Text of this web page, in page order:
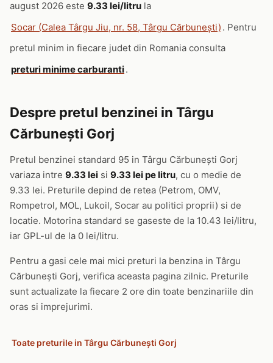
august 2026 este 9.33 lei/litru la
Socar (Calea Târgu Jiu, nr. 58, Târgu Cărbunești) . Pentru
pretul minim in fiecare judet din Romania consulta
preturi minime carburanti.
Despre pretul benzinei in Târgu
Cărbunești Gorj
Pretul benzinei standard 95 in Târgu Cărbunești Gorj
variaza intre 9.33 lei si 9.33 lei pe litru, cu o medie de
9.33 lei. Preturile depind de retea (Petrom, OMV,
Rompetrol, MOL, Lukoil, Socar au politici proprii) si de
locatie. Motorina standard se gaseste de la 10.43 lei/litru,
iar GPL-ul de la 0 lei/litru.
Pentru a gasi cele mai mici preturi la benzina in Târgu
Cărbunești Gorj, verifica aceasta pagina zilnic. Preturile
sunt actualizate la fiecare 2 ore din toate benzinariile din
oras si imprejurimi.
Toate preturile in Târgu Cărbunești Gorj